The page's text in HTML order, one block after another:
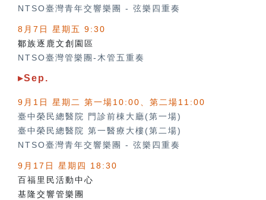
NTSO臺灣青年交響樂團 - 弦樂四重奏
8月7日 星期五 9:30
鄒族逐鹿文創園區
NTSO臺灣管樂團-木管五重奏
▸Sep.
9月1日 星期二 第一場10:00、第二場11:00
臺中榮民總醫院 門診前棟大廳(第一場)
臺中榮民總醫院 第一醫療大樓(第二場)
NTSO臺灣青年交響樂團 - 弦樂四重奏
9月17日 星期四 18:30
百福里民活動中心
基隆交響管樂團